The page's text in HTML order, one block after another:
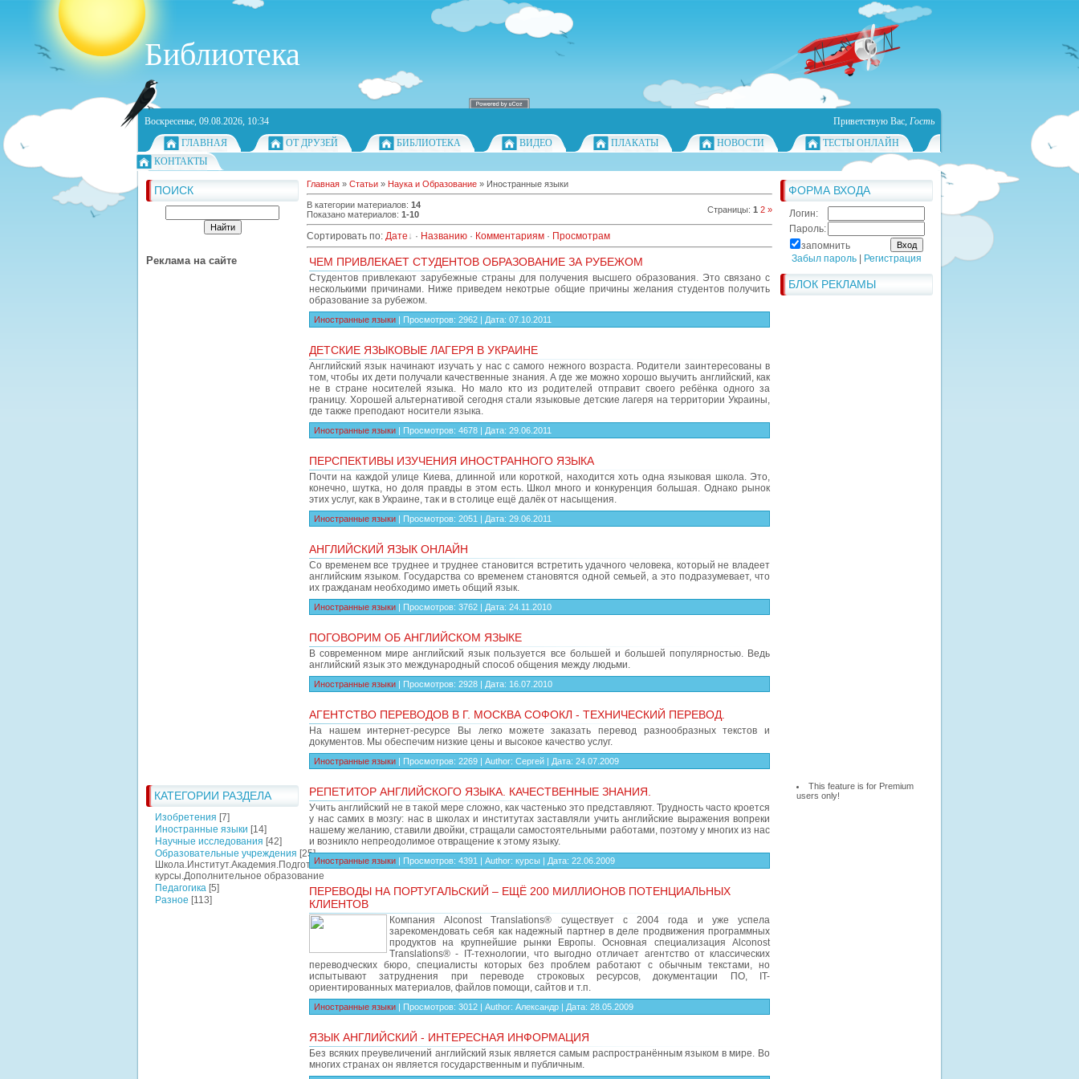
Библиотека
Воскресенье, 09.08.2026, 10:34 Приветствую Вас, Гость
ГЛАВНАЯ
ОТ ДРУЗЕЙ БИБЛИОТЕКА ВИДЕО ПЛАКАТЫ НОВОСТИ
ТЕСТЫ ОНЛАЙН
КОНТАКТЫ
ПОИСК
Реклама на сайте
КАТЕГОРИИ РАЗДЕЛА
Изобретения [7]
Иностранные языки [14]
Научные исследования [42]
Образовательные учреждения [25]
Школа.Институт.Академия.Подготовительные
курсы.Дополнительное образование
Педагогика [5]
Разное [113]
ФОРМА ВХОДА
Логин:
Пароль:
запомнить
Забыл пароль
Регистрация
БЛОК РЕКЛАМЫ
This feature is for Premium
users only!
Главная » Статьи » Наука и Образование » Иностранные языки
В категории материалов: 14
Показано материалов: 1-10 Страницы: 1 2 »
Сортировать по: Дате · Названию · Комментариям · Просмотрам
ЧЕМ ПРИВЛЕКАЕТ СТУДЕНТОВ ОБРАЗОВАНИЕ ЗА РУБЕЖОМ
Студентов привлекают зарубежные страны для получения высшего образования. Это связано с
несколькими причинами. Ниже приведем некотрые общие причины желания студентов получить
образование за рубежом.
Иностранные языки | Просмотров: 2962 | Дата: 07.10.2011
ДЕТСКИЕ ЯЗЫКОВЫЕ ЛАГЕРЯ В УКРАИНЕ
Английский язык начинают изучать у нас с самого нежного возраста. Родители заинтересованы в
том, чтобы их дети получали качественные знания. А где же можно хорошо выучить английский, как
не в стране носителей языка. Но мало кто из родителей отправит своего ребёнка одного за
границу. Хорошей альтернативой сегодня стали языковые детские лагеря на территории Украины,
где также преподают носители языка.
Иностранные языки | Просмотров: 4678 | Дата: 29.06.2011
ПЕРСПЕКТИВЫ ИЗУЧЕНИЯ ИНОСТРАННОГО ЯЗЫКА
Почти на каждой улице Киева, длинной или короткой, находится хоть одна языковая школа. Это,
конечно, шутка, но доля правды в этом есть. Школ много и конкуренция большая. Однако рынок
этих услуг, как в Украине, так и в столице ещё далёк от насыщения.
Иностранные языки | Просмотров: 2051 | Дата: 29.06.2011
АНГЛИЙСКИЙ ЯЗЫК ОНЛАЙН
Со временем все труднее и труднее становится встретить удачного человека, который не владеет
английским языком. Государства со временем становятся одной семьей, а это подразумевает, что
их гражданам необходимо иметь общий язык.
Иностранные языки | Просмотров: 3762 | Дата: 24.11.2010
ПОГОВОРИМ ОБ АНГЛИЙСКОМ ЯЗЫКЕ
В современном мире английский язык пользуется все большей и большей популярностью. Ведь
английский язык это международный способ общения между людьми.
Иностранные языки | Просмотров: 2928 | Дата: 16.07.2010
АГЕНТСТВО ПЕРЕВОДОВ В Г. МОСКВА СОФОКЛ - ТЕХНИЧЕСКИЙ ПЕРЕВОД.
На нашем интернет-ресурсе Вы легко можете заказать перевод разнообразных текстов и
документов. Мы обеспечим низкие цены и высокое качество услуг.
Иностранные языки | Просмотров: 2269 | Author: Сергей | Дата: 24.07.2009
РЕПЕТИТОР АНГЛИЙСКОГО ЯЗЫКА. КАЧЕСТВЕННЫЕ ЗНАНИЯ.
Учить английский не в такой мере сложно, как частенько это представляют. Трудность часто кроется
у нас самих в мозгу: нас в школах и институтах заставляли учить английские выражения вопреки
нашему желанию, ставили двойки, стращали самостоятельными работами, поэтому у многих из нас
и возникло непреодолимое отвращение к этому языку.
Иностранные языки | Просмотров: 4391 | Author: курсы | Дата: 22.06.2009
ПЕРЕВОДЫ НА ПОРТУГАЛЬСКИЙ – ЕЩЁ 200 МИЛЛИОНОВ ПОТЕНЦИАЛЬНЫХ
КЛИЕНТОВ
Компания Alconost Translations® существует с 2004 года и уже успела
зарекомендовать себя как надежный партнер в деле продвижения программных
продуктов на крупнейшие рынки Европы. Основная специализация Alconost
Translations® - IT-технологии, что выгодно отличает агентство от классических
переводческих бюро, специалисты которых без проблем работают с обычным текстами, но
испытывают затруднения при переводе строковых ресурсов, документации ПО, IT-
ориентированных материалов, файлов помощи, сайтов и т.п.
Иностранные языки | Просмотров: 3012 | Author: Александр | Дата: 28.05.2009
ЯЗЫК АНГЛИЙСКИЙ - ИНТЕРЕСНАЯ ИНФОРМАЦИЯ
Без всяких преувеличений английский язык является самым распространённым языком в мире. Во
многих странах он является государственным и публичным.